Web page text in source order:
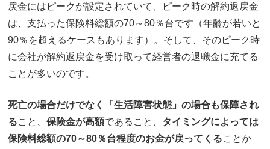
戻金にはピークが設定されていて、ピーク時の解約返戻金
は、支払った保険料総額の70～80％台です（年齢が若いと
90％を超えるケースもあります）。そして、そのピーク時
に会社が解約返戻金を受け取って経営者の退職金に充てる
ことが多いのです。
死亡の場合だけでなく「生活障害状態」の場合も保障され
ること、 保険金が高額であること、 タイミングによっては
保険料総額の70～80％台程度のお金が戻ってくることか